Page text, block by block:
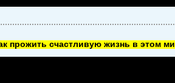
прожить счастливую жизнь в этом